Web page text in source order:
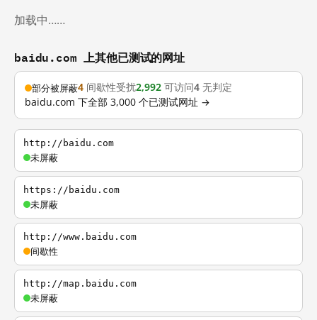
加载中……
baidu.com 上其他已测试的网址
部分被屏蔽4 间歇性受扰2,992 可访问4 无判定
baidu.com 下全部 3,000 个已测试网址 →
http://baidu.com
未屏蔽
https://baidu.com
未屏蔽
http://www.baidu.com
间歇性
http://map.baidu.com
未屏蔽